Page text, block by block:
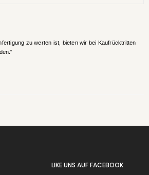
zu werten ist, bieten wir bei Kaufrücktritten
LIKE UNS AUFFACEBOOK